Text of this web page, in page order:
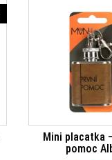
Mini placatka
pomoc